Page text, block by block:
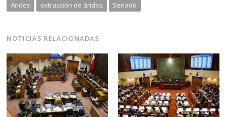
Áridos extracción de áridos Senado
NOTICIAS RELACIONADAS